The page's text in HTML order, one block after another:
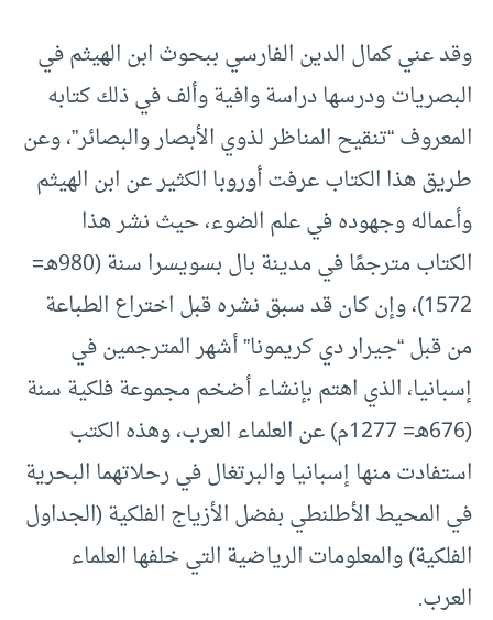
وقد عني كمال الدين الفارسي ببحوث ابن الهيثم في
البصريات ودرسها دراسة وافية وألف في ذلك كتابه
المعروف “تنقيح المناظر لذوي الأبصار والبصائر”، وعن
طريق هذا الكتاب عرفت أوروبا الكثير عن ابن الهيثم
وأعماله وجهوده في علم الضوء، حيث نشر هذا
الكتاب مترجمًا في مدينة بال بسويسرا سنة (980هـ=
1572)، وإن كان قد سبق نشره قبل اختراع الطباعة
من قبل “جيرار دي كريمونا” أشهر المترجمين في
إسبانيا، الذي اهتم بإنشاء أضخم مجموعة فلكية سنة
(676هـ= 1277م) عن العلماء العرب، وهذه الكتب
استفادت منها إسبانيا والبرتغال في رحلاتهما البحرية
في المحيط الأطلنطي بفضل الأزياج الفلكية (الجداول
الفلكية) والمعلومات الرياضية التي خلفها العلماء
العرب.